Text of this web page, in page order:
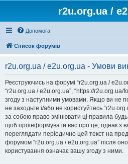
r2u.org.ua /
Допомога
Список форумів
r2u.org.ua / e2u.org.ua - Умови
Реєструючись на форумі “r2u.org.ua /
“r2u.org.ua / e2u.org.ua”, “https://r2u.org.ua/
згоду з наступними умовами. Якщо ви не
не заходьте і/або не користуйтесь
за собою право змінювати ці правила
щоб проінформувати вас про це, однак з
переглядати періодично цей текст на
форумом “r2u.org.ua / e2u.org.ua” після
користування означає вашу згоду з ними.